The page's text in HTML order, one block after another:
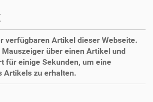
verfügbaren Artikel dieser Webseite.
Mauszeiger über einen Artikel und
für einige Sekunden, um eine
Artikels zu erhalten.